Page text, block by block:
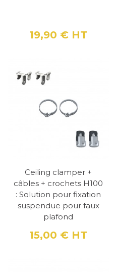
Prix
19,90 € HT
Ceiling clamper +
câbles + crochets H100
: Solution pour fixation
suspendue pour faux
plafond
Prix
15,00 € HT